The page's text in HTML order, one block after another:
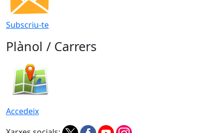
Subscriu-te
Plànol / Carrers
Accedeix